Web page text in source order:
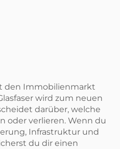
den Immobilienmarkt
wird zum neuen
darüber, welche
oder verlieren. Wenn du
Infrastruktur und
du dir einen